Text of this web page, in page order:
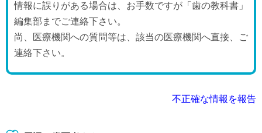
情報に誤りがある場合は、お手数ですが「歯の教科書」
編集部までご連絡下さい。
尚、医療機関への質問等は、該当の医療機関へ直接、ご
連絡下さい。
不正確な情報を報告